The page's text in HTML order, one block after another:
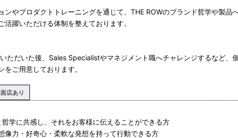
ンやプロダクトトレーニングを通じて、THE ROWのブランド哲学や製品
躍いただける体制を整えております。
ただいた後、Sales Specialistやマネジメント職へチャレンジするなど、
ご用意しております。
店あり
哲学に共感し、それをお客様に伝えることができる方
像力・好奇心・柔軟な発想を持って行動できる方